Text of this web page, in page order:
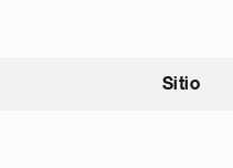
Sitio